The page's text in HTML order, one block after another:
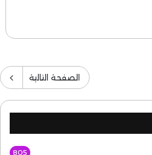
الصفحة التالية
805